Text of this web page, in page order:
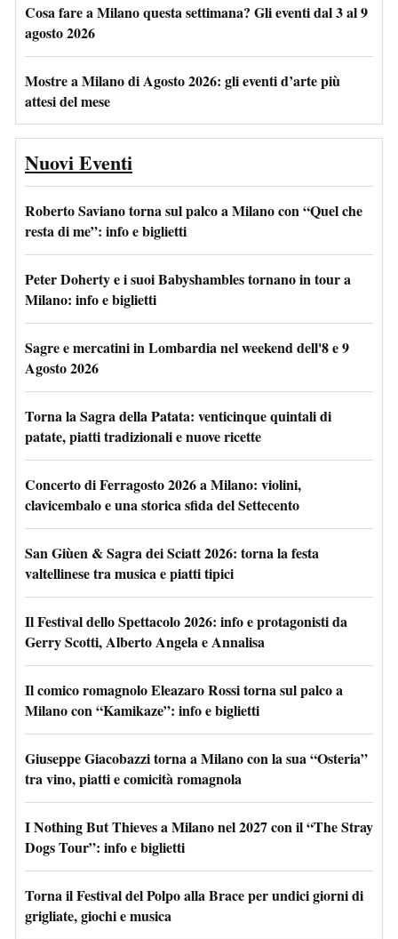
Cosa fare a Milano questa settimana? Gli eventi dal 3 al 9
agosto 2026
Mostre a Milano di Agosto 2026: gli eventi d’arte più
attesi del mese
Nuovi Eventi
Roberto Saviano torna sul palco a Milano con “Quel che
resta di me”: info e biglietti
Peter Doherty e i suoi Babyshambles tornano in tour a
Milano: info e biglietti
Sagre e mercatini in Lombardia nel weekend dell'8 e 9
Agosto 2026
Torna la Sagra della Patata: venticinque quintali di
patate, piatti tradizionali e nuove ricette
Concerto di Ferragosto 2026 a Milano: violini,
clavicembalo e una storica sfida del Settecento
San Giùen & Sagra dei Sciatt 2026: torna la festa
valtellinese tra musica e piatti tipici
Il Festival dello Spettacolo 2026: info e protagonisti da
Gerry Scotti, Alberto Angela e Annalisa
Il comico romagnolo Eleazaro Rossi torna sul palco a
Milano con “Kamikaze”: info e biglietti
Giuseppe Giacobazzi torna a Milano con la sua “Osteria”
tra vino, piatti e comicità romagnola
I Nothing But Thieves a Milano nel 2027 con il “The Stray
Dogs Tour”: info e biglietti
Torna il Festival del Polpo alla Brace per undici giorni di
grigliate, giochi e musica